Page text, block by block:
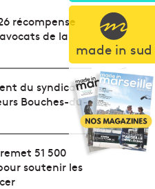
made in sud
récompense
de la
du syndicat
Bouches-du-
51 500
soutenir les